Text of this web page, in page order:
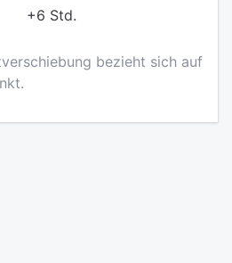
+6 Std.
bezieht sich auf